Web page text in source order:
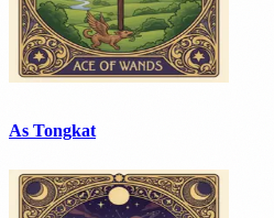
As Tongkat